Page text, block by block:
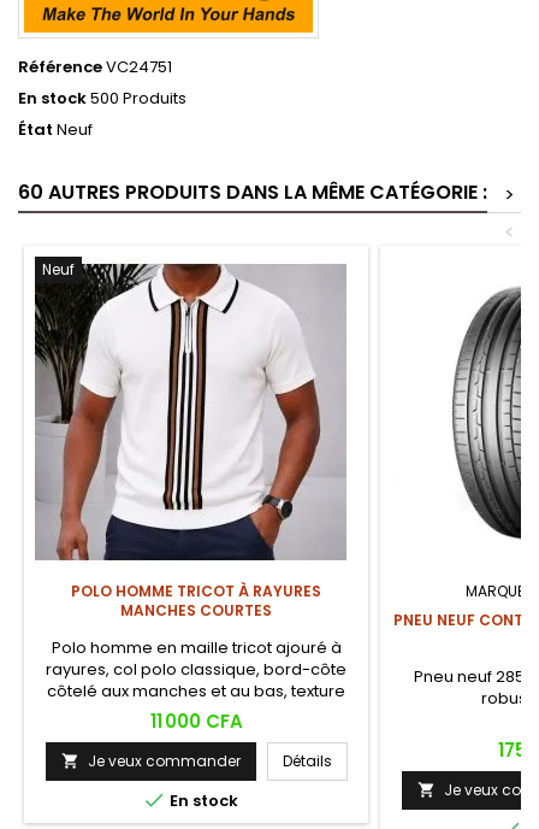
RéférenceVC24751
En stock500 Produits
État Neuf
60 AUTRES PRODUITS DANS LA MÊME CATÉGORIE :
>
<
Neuf
POLO HOMME TRICOT À RAYURES
MANCHES COURTES
Polo homme en maille tricot ajouré à
rayures, col polo classique, bord-côte
côtelé aux manches et au bas, texture
ajourée respirante. Style rétro chic
intemporel, idéal pour les sorties
décontractées et les occasions casual
chic.
Prix
11 000 CFA
 Je veux commander Détails
 En stock
MARQUE:
PNEU NEUF
Pneu neuf 285/
Prix
175
 Je veux